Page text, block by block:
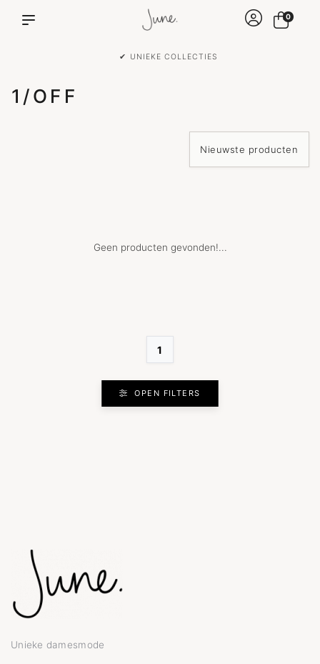
✔ UNIEKE COLLECTIES
0
1/OFF
Geen producten gevonden!...
1
OPEN FILTERS
Unieke damesmode